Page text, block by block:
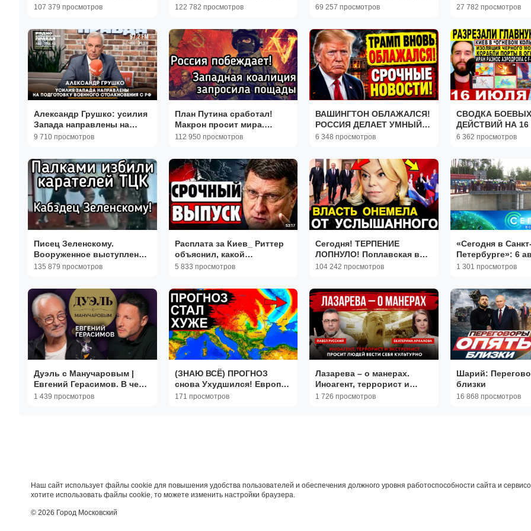
в панике! Подлость Зе.
107 379 просмотров
все военные аэродромы
122 782 просмотров
ВСУ
69 257 просмотров
происшествие»
27 782 просмотров
Александр Грушко: усилия
Запада направлены на
подготовку военного
9 710 просмотров
План Путина сработал!
Макрон просит мира.
Финляндия отступает.
112 950 просмотров
ВАШИНГТОН ОБЛАЖАЛСЯ!
РОССИЯ ДЕЛАЕТ УМНЫЙ
ХОД! СРОЧНЫЕ СВЕЖИЕ
6 348 просмотров
СВОДКА БОЕВЫХ
ДЕЙСТВИЙ НА
КАРТА СВО
ПОДОЛЯКА
6 362 просмотров
Писец Зеленскому.
Вооруженное выступление
украинцев против бандер.
135 879 просмотров
Расплата за Киев_ Риттер
объяснил, какой
ТАКТИЧЕСКИЙ АД ждет
5 833 просмотров
Сегодня! ТЕРПЕНИЕ
ЛОПНУЛО! Поплавская в
Одиночку Расправилась с
104 242 просмотров
«Сегодня в Санкт-
Петербурге»: 6
2026 года
1 301 просмотров
Дуэль с Манучаровым |
Евгений Герасимов. В чем
секрет успеха актёра?
1 439 просмотров
(ЗНАЮ ВСЁ) ПРОГНОЗ
снова Ухудшился! Европу
и Россию ждут резкие
171 просмотров
Лазарева – о манерах.
Иноагент, террорист и
экстремист просит людей
1 726 просмотров
Шарий:
близки
16 868 просмотров
Наш сайт использует файлы cookie для повышения удобства пользователей и обеспечения должного уровня работоспособности сайта и
хотите использовать файлы cookie, то можете изменить настройки браузера.
© 2026 Город Московский